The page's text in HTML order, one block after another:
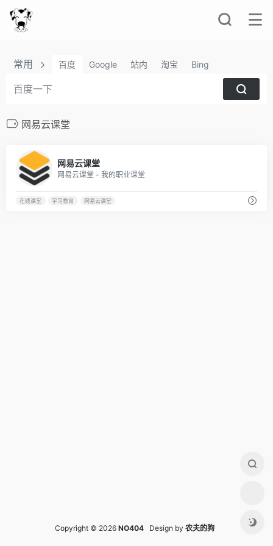
常用 百度 Google 站内 淘宝 Bing
网易云课堂
网易云课堂
网易云课堂 - 我的职业课堂
在线课堂 学习教育 网易云课堂
Copyright © 2026 NO404 Design by 农夫的狗